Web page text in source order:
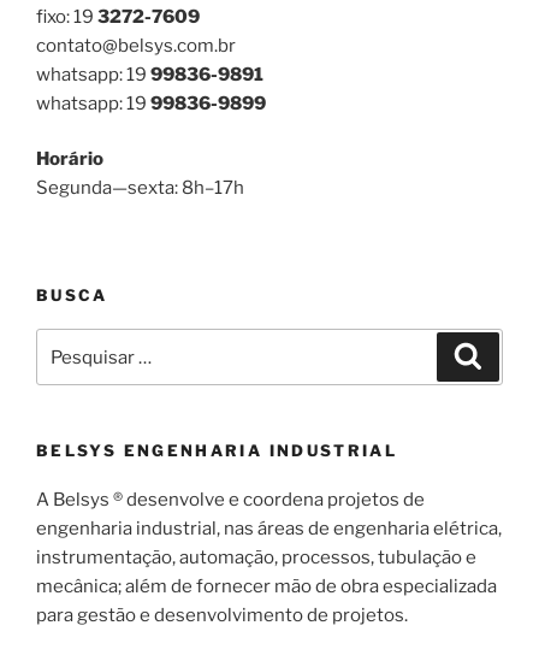
fixo: 19 3272-7609
contato@belsys.com.br
whatsapp: 19 99836-9891
whatsapp: 19 99836-9899
Horário
Segunda—sexta: 8h–17h
BUSCA
por:
BELSYS ENGENHARIA INDUSTRIAL
A Belsys ® desenvolve e coordena projetos de
engenharia industrial, nas áreas de engenharia elétrica,
instrumentação, automação, processos, tubulação e
mecânica; além de fornecer mão de obra especializada
para gestão e desenvolvimento de projetos.